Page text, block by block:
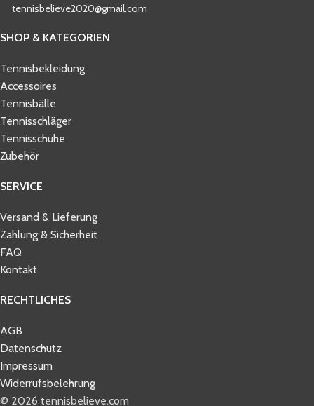
tennisbelieve2020@gmail.com
SHOP & KATEGORIEN
Tennisbekleidung
Accessoires
Tennisbälle
Tennisschläger
Tennisschuhe
Zubehör
SERVICE
Versand & Lieferung
Zahlung & Sicherheit
FAQ
Kontakt
RECHTLICHES
AGB
Datenschutz
Impressum
Widerrufsbelehrung
© 2026 tennisbelieve.com